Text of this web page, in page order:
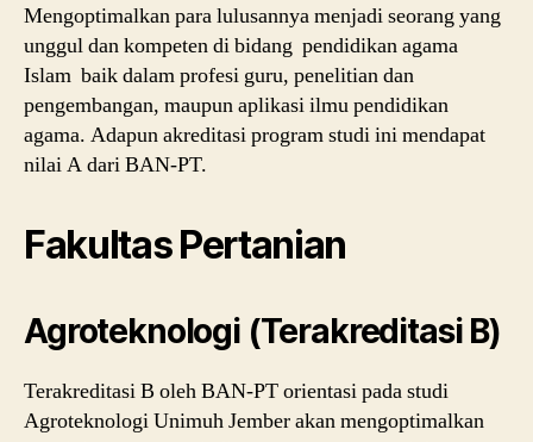
Mengoptimalkan para lulusannya menjadi seorang yang
unggul dan kompeten di bidang pendidikan agama
Islam baik dalam profesi guru, penelitian dan
pengembangan, maupun aplikasi ilmu pendidikan
agama. Adapun akreditasi program studi ini mendapat
nilai A dari BAN-PT.
Fakultas Pertanian
Agroteknologi (Terakreditasi B)
Terakreditasi B oleh BAN-PT orientasi pada studi
Agroteknologi Unimuh Jember akan mengoptimalkan